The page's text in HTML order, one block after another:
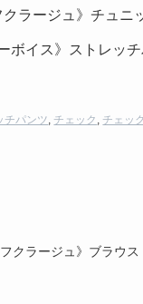
クラージュ》チュニ
ボイス》ストレッ
チパンツ ,チェック ,チェッ
フクラージュ》ブラウス